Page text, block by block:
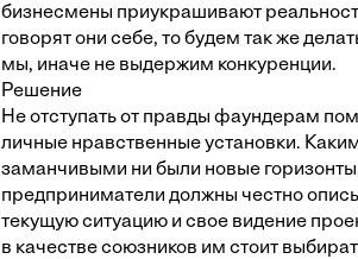
бизнесмены приукрашивают
говорят они себе, то будем так же
мы, иначе не выдержим конкуренции.
Решение
Не отступать от правды фаундерам
личные нравственные установки.
заманчивыми ни были новые
предприниматели должны честно
текущую ситуацию и свое видение
в качестве союзников им стоит